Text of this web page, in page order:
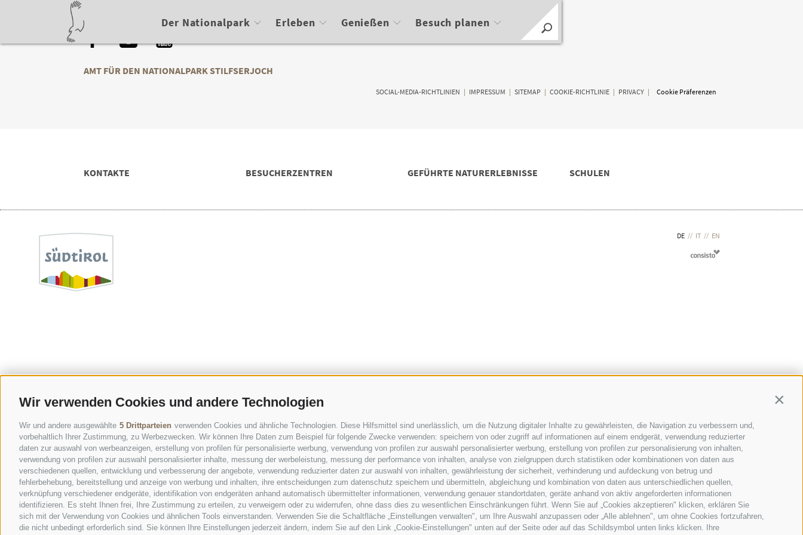
Wir verwenden Cookies und andere Technologien
Wir und andere ausgewählte 5 Drittparteien verwenden Cookies und ähnliche Technologien. Diese Hilfsmittel sind unerlässlich, um die Nutzung digitaler Inhalte zu gewährleisten, die Navigation zu verbessern und,
vorbehaltlich Ihrer Zustimmung, zu Werbezwecken. Wir können Ihre Daten zum Beispiel für folgende Zwecke verwenden: speichern von oder zugriff auf informationen auf einem endgerät, verwendung reduzierter
daten zur auswahl von werbeanzeigen, erstellung von profilen für personalisierte werbung, verwendung von profilen zur auswahl personalisierter werbung, erstellung von profilen zur personalisierung von inhalten,
verwendung von profilen zur auswahl personalisierter inhalte, messung der werbeleistung, messung der performance von inhalten, analyse von zielgruppen durch statistiken oder kombinationen von daten aus
verschiedenen quellen, entwicklung und verbesserung der angebote, verwendung reduzierter daten zur auswahl von inhalten, gewährleistung der sicherheit, verhinderung und aufdeckung von betrug und
fehlerbehebung, bereitstellung und anzeige von werbung und inhalten, ihre entscheidungen zum datenschutz speichern und übermitteln, abgleichung und kombination von daten aus unterschiedlichen quellen,
verknüpfung verschiedener endgeräte, identifikation von endgeräten anhand automatisch übermittelter informationen, verwendung genauer standortdaten, geräte anhand von aktiv angeforderten informationen
identifizieren. Es steht Ihnen frei, Ihre Zustimmung zu erteilen, zu verweigern oder zu widerrufen, ohne dass dies zu wesentlichen Einschränkungen führt. Wenn Sie auf „Cookies akzeptieren" klicken, erklären Sie
sich mit der Verwendung von Cookies und ähnlichen Tools einverstanden. Verwenden Sie die Schaltfläche „Einstellungen verwalten", um Ihre Auswahl anzupassen oder „Alle ablehnen", um ohne Cookies fortzufahren,
die nicht unbedingt erforderlich sind. Sie können Ihre Einstellungen jederzeit ändern, indem Sie auf den Link „Cookie-Einstellungen" unten auf der Seite oder auf das Schildsymbol unten links klicken. Ihre
Der Nationalpark Erleben Genießen Besuch planen
AMT FÜR DEN NATIONALPARK STILFSERJOCH
SOCIAL-MEDIA-RICHTLINIEN | IMPRESSUM | SITEMAP | COOKIE-RICHTLINIE | PRIVACY | Cookie Präferenzen
KONTAKTE BESUCHERZENTREN GEFÜHRTE NATURERLEBNISSE SCHULEN
DE // IT // EN